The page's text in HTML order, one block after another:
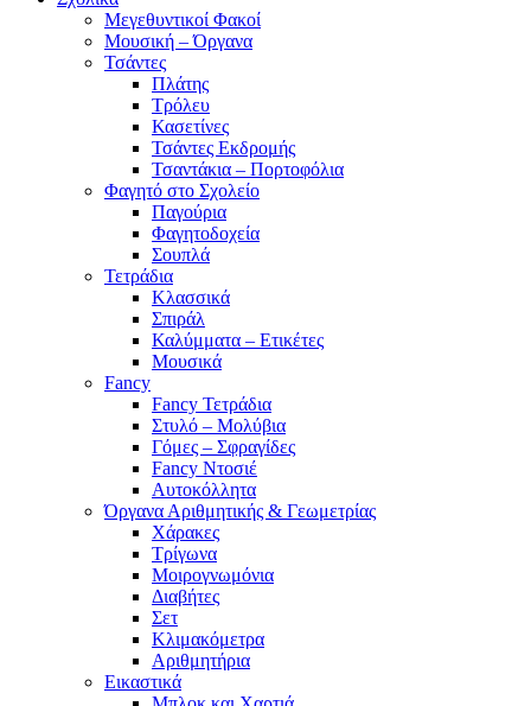
Μεγεθυντικοί Φακοί
Μουσική – Όργανα
Τσάντες
Πλάτης
Τρόλευ
Κασετίνες
Τσάντες Εκδρομής
Τσαντάκια – Πορτοφόλια
Φαγητό στο Σχολείο
Παγούρια
Φαγητοδοχεία
Σουπλά
Τετράδια
Κλασσικά
Σπιράλ
Καλύμματα – Ετικέτες
Μουσικά
Fancy
Fancy Τετράδια
Στυλό – Μολύβια
Γόμες – Σφραγίδες
Fancy Ντοσιέ
Αυτοκόλλητα
Όργανα Αριθμητικής & Γεωμετρίας
Χάρακες
Τρίγωνα
Mοιρογνωμόνια
Διαβήτες
Σετ
Κλιμακόμετρα
Αριθμητήρια
Εικαστικά